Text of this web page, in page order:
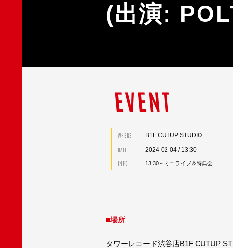
(出演:
EVENT
WHERE B1F CUTUP STUDIO
DATE 2024-02-04/ 13:30
INFO 13:30～ミニライブ＆特典会
■場所
タワーレコード渋谷店B1F CUTUP